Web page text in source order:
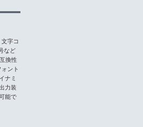
字コ
など
換性
ント
ナミ
力装
能で